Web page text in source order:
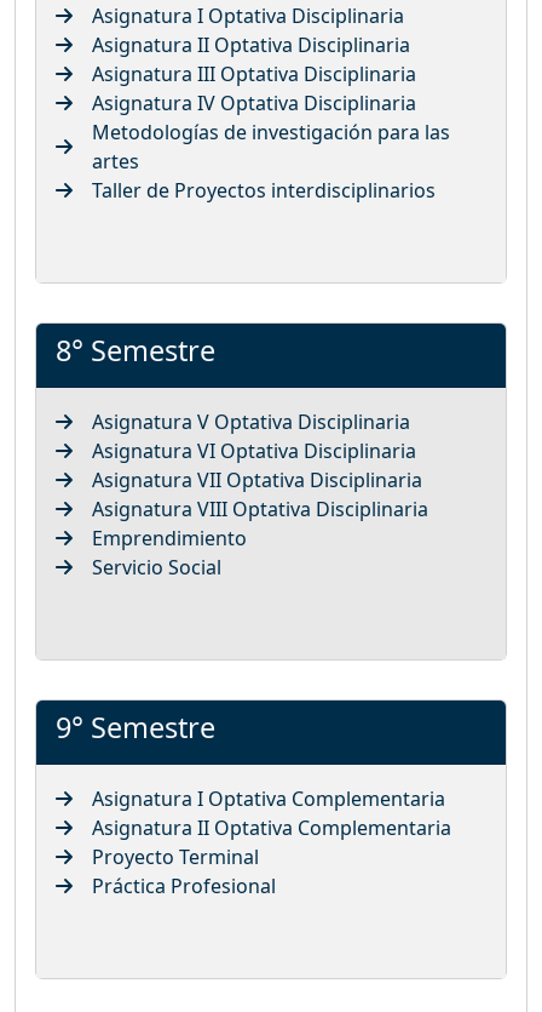
Asignatura I Optativa Disciplinaria
Asignatura II Optativa Disciplinaria
Asignatura III Optativa Disciplinaria
Asignatura IV Optativa Disciplinaria
Metodologías de investigación para las
artes
Taller de Proyectos interdisciplinarios
8° Semestre
Asignatura V Optativa Disciplinaria
Asignatura VI Optativa Disciplinaria
Asignatura VII Optativa Disciplinaria
Asignatura VIII Optativa Disciplinaria
Emprendimiento
Servicio Social
9° Semestre
Asignatura I Optativa Complementaria
Asignatura II Optativa Complementaria
Proyecto Terminal
Práctica Profesional